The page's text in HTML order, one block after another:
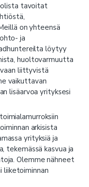
tavoitat
on yhteensä
ja
löytyy
huoltovarmuutta
liittyvistä
vaikuttavan
lisäarvoa yrityksesi
arkisista
yrityksiä ja
tekemässä kasvua ja
Olemme nähneet
liiketoiminnan